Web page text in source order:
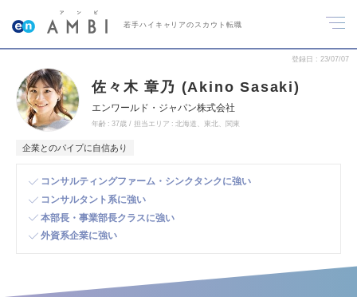
若手ハイキャリアのスカウト転職
登録日 23/07/07
佐々木 章乃 (Akino Sasaki)
エンワールド・ジャパン株式会社
年齢 37歳 担当エリア 北海道、東北、関東
企業とのパイプに自信あり
コンサルティングファーム・シンクタンクに強い
コンサルタント系に強い
本部長・事業部長クラスに強い
外資系企業に強い